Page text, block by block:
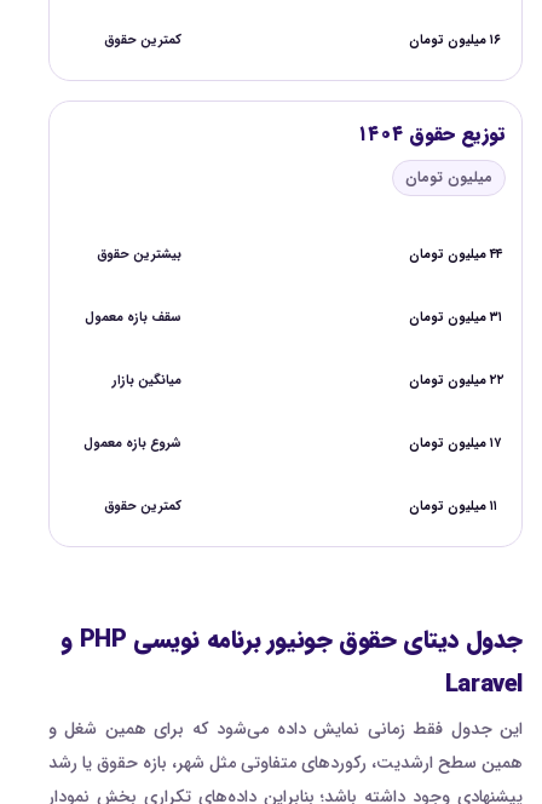
کمترین حقوق ۱۶ میلیون تومان
توزیع حقوق ۱۴۰۴
میلیون تومان
بیشترین حقوق ۴۴ میلیون تومان
سقف بازه معمول ۳۱ میلیون تومان
میانگین بازار ۲۲ میلیون تومان
شروع بازه معمول ۱۷ میلیون تومان
کمترین حقوق ۱۱ میلیون تومان
جدول دیتای حقوق جونیور برنامه نویسی PHP و
Laravel
این جدول فقط زمانی نمایش داده می‌شود که برای همین شغل و
همین سطح ارشدیت، رکوردهای متفاوتی مثل شهر، بازه حقوق یا رشد
پیشنهادی وجود داشته باشد؛ بنابراین داده‌های تکراری بخش نمودار